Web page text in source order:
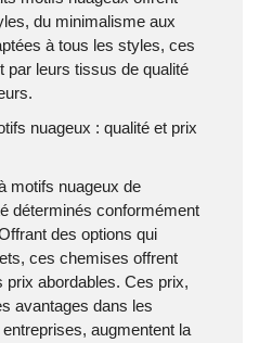
du minimalisme aux
à tous les styles, ces
par leurs tissus de qualité
nuageux : qualité et prix
motifs nuageux de
déterminés conformément
des options qui
ces chemises offrent
prix abordables. Ces prix,
avantages dans les
augmentent la